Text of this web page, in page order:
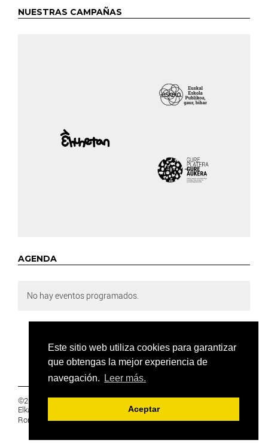
Este sitio web utiliza cookies para garantizar
que obtengas la mejor experiencia de
navegación.
Leer más.
Aceptar
NUESTRAS CAMPAÑAS
AGENDA
No hay eventos programados.
©2019 Euskal Herriko Ikasleen Gurasoen
Elkartea -
Ronda 27, 1 Ezk, 48005 Bilbao, Bizkaia